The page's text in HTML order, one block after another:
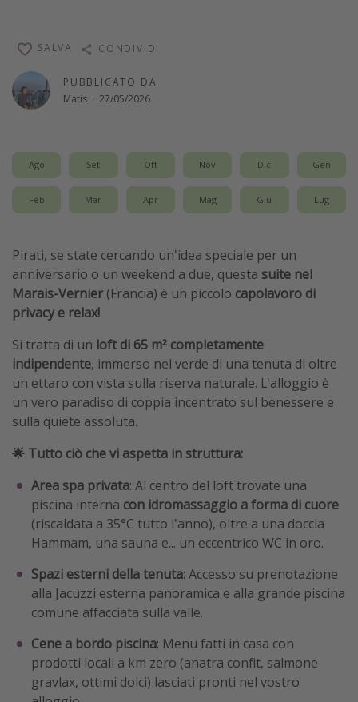
PUBBLICATO DA
Matis · 27/05/2026
SALVA CONDIVIDI
Ago Set Ott Nov Dic Gen
Feb Mar Apr Mag Giu Lug
Pirati, se state cercando un'idea speciale per un
anniversario o un weekend a due, questa suite nel
Marais-Vernier (Francia) è un piccolo capolavoro di
privacy e relax!
Si tratta di un loft di 65 m² completamente
indipendente, immerso nel verde di una tenuta di oltre
un ettaro con vista sulla riserva naturale. L'alloggio è
un vero paradiso di coppia incentrato sul benessere e
sulla quiete assoluta.
🌟 Tutto ciò che vi aspetta in struttura:
Area spa privata: Al centro del loft trovate una
piscina interna con idromassaggio a forma di cuore
(riscaldata a 35°C tutto l'anno), oltre a una doccia
Hammam, una sauna e... un eccentrico WC in oro.
Spazi esterni della tenuta: Accesso su prenotazione
alla Jacuzzi esterna panoramica e alla grande piscina
comune affacciata sulla valle.
Cene a bordo piscina: Menu fatti in casa con
prodotti locali a km zero (anatra confit, salmone
gravlax, ottimi dolci) lasciati pronti nel vostro